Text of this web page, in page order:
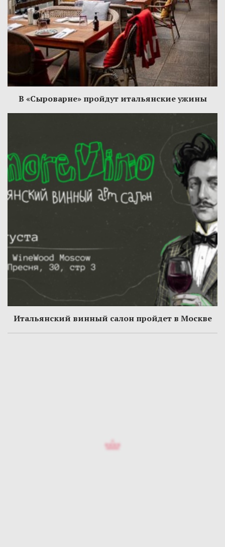
В «Сыроварне» пройдут итальянские ужины
Итальянский винный салон пройдет в Москве